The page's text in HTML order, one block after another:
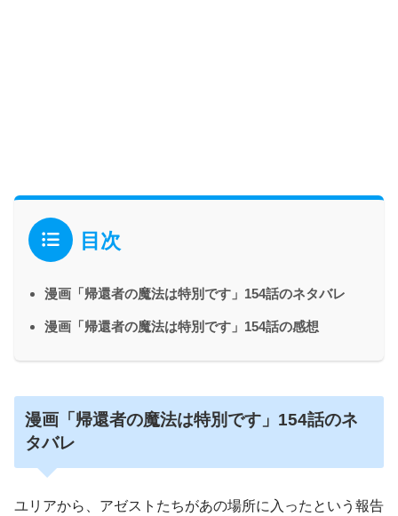
目次
漫画「帰還者の魔法は特別です」154話のネタバレ
漫画「帰還者の魔法は特別です」154話の感想
漫画「帰還者の魔法は特別です」154話のネ
タバレ
ユリアから、アゼストたちがあの場所に入ったという報告